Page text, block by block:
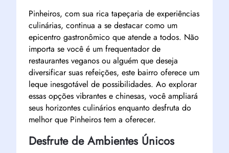
Pinheiros, com sua rica tapeçaria de experiências
culinárias, continua a se destacar como um
epicentro gastronômico que atende a todos. Não
importa se você é um frequentador de
restaurantes veganos ou alguém que deseja
diversificar suas refeições, este bairro oferece um
leque inesgotável de possibilidades. Ao explorar
essas opções vibrantes e chinesas, você ampliará
seus horizontes culinários enquanto desfruta do
melhor que Pinheiros tem a oferecer.
Desfrute de Ambientes Únicos